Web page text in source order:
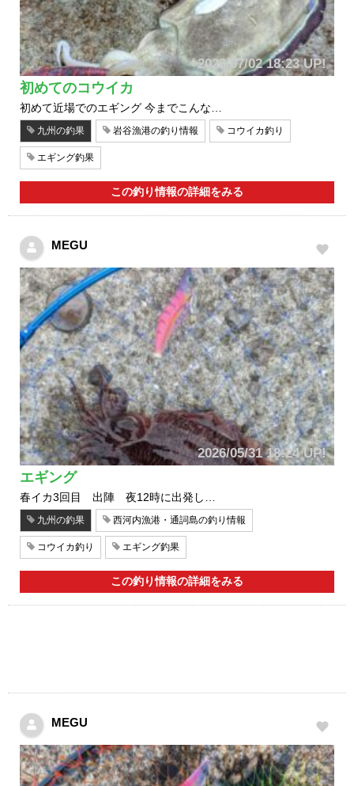
2026/07/02 18:23 UP!
初めてのコウイカ
初めて近場でのエギング 今までこんな…
九州の釣果 岩谷漁港の釣り情報 コウイカ釣り
エギング釣果
この釣り情報の詳細をみる
MEGU
2026/05/31 18:24 UP!
エギング
春イカ3回目 出陣 夜12時に出発し…
九州の釣果 西河内漁港・通詞島の釣り情報
コウイカ釣り エギング釣果
この釣り情報の詳細をみる
MEGU